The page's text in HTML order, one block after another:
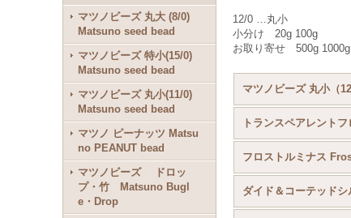
マツノビーズ 丸大 (8/0)
Matsuno seed bead
マツノビーズ 特小(15/0)
Matsuno seed bead
マツノビーズ 丸小(11/0)
Matsuno seed bead
マツノ ピーナッツ Matsu
no PEANUT bead
マツノビーズ ドロッ
プ・竹 Matsuno Bugl
e・Drop
12/0 …丸小
小分け 20g 100g
お取り寄せ 500g 1000g